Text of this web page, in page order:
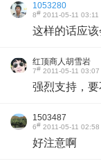
1053280
8# 2011-05-11 03:11
这样的话应该
红顶商人胡雪岩
7# 2011-05-11 03:07
强烈支持，要
1503487
6# 2011-05-11 02:58
好注意啊